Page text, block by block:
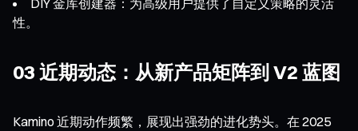
性。
03 近期动态：从新产品矩阵到 V2 蓝图
Kamino 近期动作频繁，展现出强劲的进化势头。在 2025